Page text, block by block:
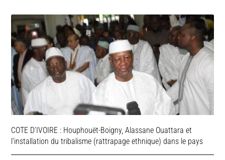
COTE D’IVOIRE : Houphouët-Boigny, Alassane Ouattara et
l’installation du tribalisme (rattrapage ethnique) dans le pays